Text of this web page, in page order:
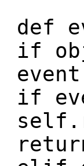
def
if
if